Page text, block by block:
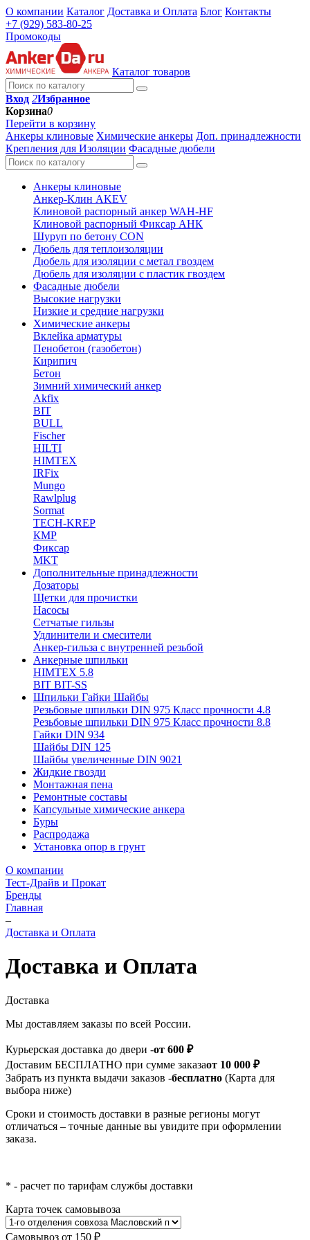
О компании Каталог Доставка и Оплата Блог Контакты
+7 (929) 583-80-25
Промокоды
Каталог товаров
Вход 2Избранное
Корзина0
Перейти в корзину
Анкеры клиновые Химические анкеры Доп. принадлежности
Крепления для Изоляции Фасадные дюбели
Анкеры клиновые
Анкер-Клин AKEV
Клиновой распорный анкер WAH-HF
Клиновой распорный Фиксар АНК
Шуруп по бетону CON
Дюбель для теплоизоляции
Дюбель для изоляции с метал гвоздем
Дюбель для изоляции с пластик гвоздем
Фасадные дюбели
Высокие нагрузки
Низкие и средние нагрузки
Химические анкеры
Вклейка арматуры
Пенобетон (газобетон)
Кирипич
Бетон
Зимний химический анкер
Akfix
BIT
BULL
Fischer
HILTI
HIMTEX
IRFix
Mungo
Rawlplug
Sormat
TECH-KREP
КМР
Фиксар
MKT
Дополнительные принадлежности
Дозаторы
Щетки для прочистки
Насосы
Сетчатые гильзы
Удлинители и смесители
Анкер-гильза с внутренней резьбой
Анкерные шпильки
HIMTEX 5.8
BIT BIT-SS
Шпильки Гайки Шайбы
Резьбовые шпильки DIN 975 Класс прочности 4.8
Резьбовые шпильки DIN 975 Класс прочности 8.8
Гайки DIN 934
Шайбы DIN 125
Шайбы увеличенные DIN 9021
Жидкие гвозди
Монтажная пена
Ремонтные составы
Капсульные химические анкера
Буры
Распродажа
Установка опор в грунт
О компании
Тест-Драйв и Прокат
Бренды
Главная
–
Доставка и Оплата
Доставка и Оплата
Доставка
Мы доставляем заказы по всей России.
Курьерская доставка до двери -от 600 ₽
Доставим БЕСПЛАТНО при сумме заказаот 10 000 ₽
Забрать из пункта выдачи заказов -бесплатно (Карта для
выбора ниже)
Сроки и стоимость доставки в разные регионы могут
отличаться – точные данные вы увидите при оформлении
заказа.
* - расчет по тарифам службы доставки
Карта точек самовывоза
Самовывоз от 150 ₽